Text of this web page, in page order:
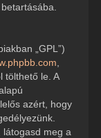
„GPL”)
tölthető le. A
azért, hogy
látogasd meg a